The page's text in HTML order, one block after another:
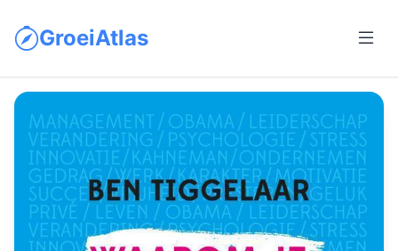
GroeiAtlas